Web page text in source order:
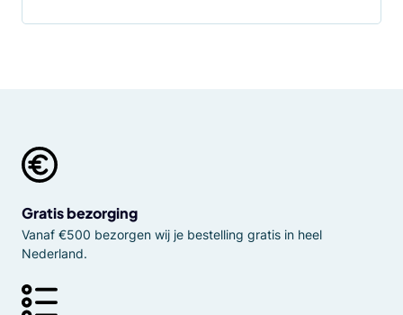
Gratis bezorging
Vanaf €500 bezorgen wij je bestelling gratis in heel
Nederland.